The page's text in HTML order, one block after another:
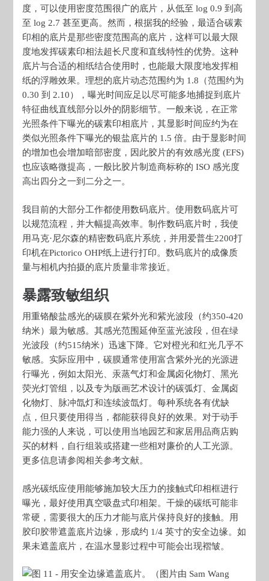
度，可以使用密度范围很广的底片，从低至 log 0.9 到高
至 log 2.7 甚至更高。然而，根据我的经验，最适合碳素
印相的底片是那些密度范围高的底片，这样可以最大限
度地发挥碳素印相法超长尺度和直线特性的优势。这种
底片与合适的相纸结合使用时，也能最大限度地发挥相
纸的浮雕效果。理想的底片动态范围约为 1.8（范围约为
0.30 到 2.10），曝光时间应足以尽可能多地捕捉到底片
特征曲线直线部分以外的阴影细节。一般来说，在正常
光照条件下曝光的碳素印相底片，其显影时间应约为在
类似光照条件下曝光的银盐底片的 1.5 倍。由于显影时间
的增加也会增加暗部密度，因此胶片的有效感光度 (EFS)
也应该略微提高，一般比胶片制造商标称的 ISO 感光度
高出四分之一到二分之一。
我目前的大部分工作都使用数码底片。使用数码底片可
以规范流程，并大幅提高效率。制作数码底片时，我使
用马克·尼尔森的精密数码底片系统，并用爱普生2200打
印机在Pictorico OHP纸上进行打印。数码底片的成像质
量与相机内拍摄的底片质量非常接近。
暴露致敏组织
用重铬酸盐感光的碳膜在紫外光和紫光波段（约350-420
纳米）最为敏感。其感光范围延伸至蓝光波段，但在绿
光波段（约515纳米）迅速下降。它对橙光和红光几乎不
敏感。实际应用中，碳膜通常使用富含紫外光的光源进
行曝光，例如太阳光、汞蒸气灯和金属卤化物灯、黑光
荧光灯管组，以及专为版画艺术设计的碳弧灯、金属卤
化物灯、脉冲氙灯和连续波氙灯。每种系统各有优缺
点，但只要使用得当，都能获得良好的效果。对于动手
能力强的人来说，可以使用当地园艺和家居用品商店购
买的材料，自行组装或搭建一些相对廉价的人工光源。
更多信息请参阅相关参考文献。
感光碳纸应使用能够施加较大压力的接触式印相框进行
曝光，最好使用真空吸盘式印相架。干燥的碳纸可能非
常硬，需要很大的压力才能与底片保持良好的接触。用
胶印胶带遮盖底片边缘，形成约 1/4 英寸的安全边缘。如
果未遮盖底片，在温水显影过程中可能会出现褶皱。